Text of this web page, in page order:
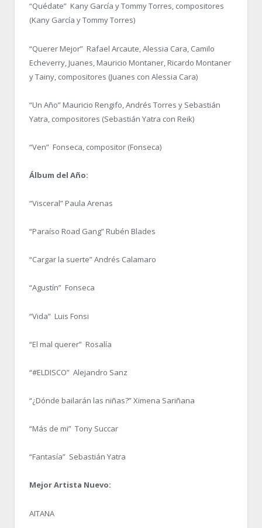
“Quédate” Kany García y Tommy Torres, compositores
(Kany García y Tommy Torres)
“Querer Mejor” Rafael Arcaute, Alessia Cara, Camilo
Echeverry, Juanes, Mauricio Montaner, Ricardo Montaner
y Tainy, compositores (Juanes con Alessia Cara)
“Un Año” Mauricio Rengifo, Andrés Torres y Sebastián
Yatra, compositores (Sebastián Yatra con Reik)
“Ven” Fonseca, compositor (Fonseca)
Álbum del Año:
“Visceral” Paula Arenas
“Paraíso Road Gang” Rubén Blades
“Cargar la suerte” Andrés Calamaro
“Agustín” Fonseca
“Vida” Luis Fonsi
“El mal querer” Rosalía
“#ELDISCO” Alejandro Sanz
“¿Dónde bailarán las niñas?” Ximena Sariñana
“Más de mi” Tony Succar
“Fantasía” Sebastián Yatra
Mejor Artista Nuevo:
AITANA